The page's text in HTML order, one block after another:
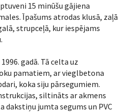
15 minūšu gājiena
Īpašums atrodas klusā, zaļā
strupceļā, kur iespējams
gadā. Tā celta uz
pamatiem, ar vieglbetona
koka siju pārsegumiem.
siltināts ar akmens
jumta segums un PVC